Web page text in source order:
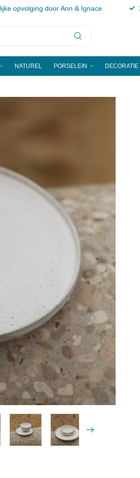
opvolging door Ann & Ignace
NATUREL PORSELEIN DECORATIE